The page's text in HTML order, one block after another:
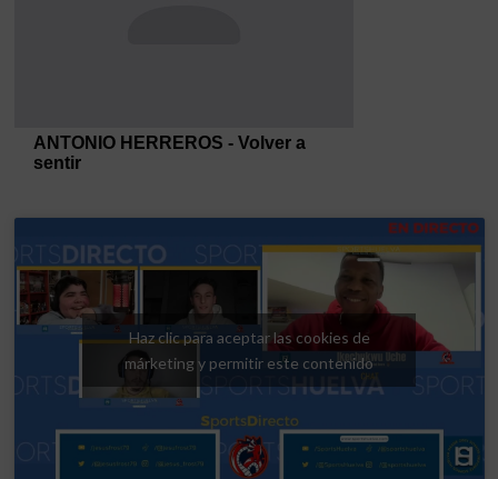
Haz clic para aceptar las cookies de
márketing y permitir este contenido